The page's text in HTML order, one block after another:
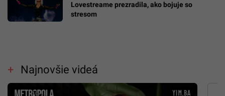
Lovestreame prezradila, ako bojuje so
stresom
Najnovšie videá